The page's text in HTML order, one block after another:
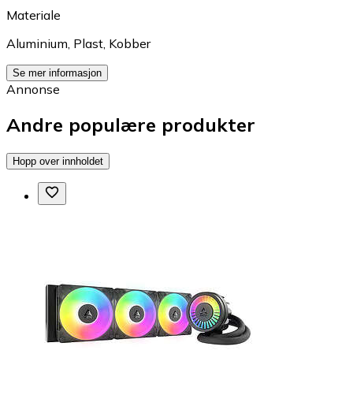
Materiale
Aluminium, Plast, Kobber
Se mer informasjon
Annonse
Andre populære produkter
Hopp over innholdet